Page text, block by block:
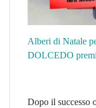
Alberi di Natale
DOLCEDO
Dopo il successo